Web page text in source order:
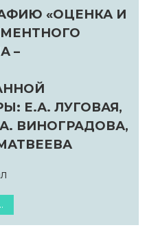
«ОЦЕНКА И
–
Е.А. ЛУГОВАЯ,
ВИНОГРАДОВА,